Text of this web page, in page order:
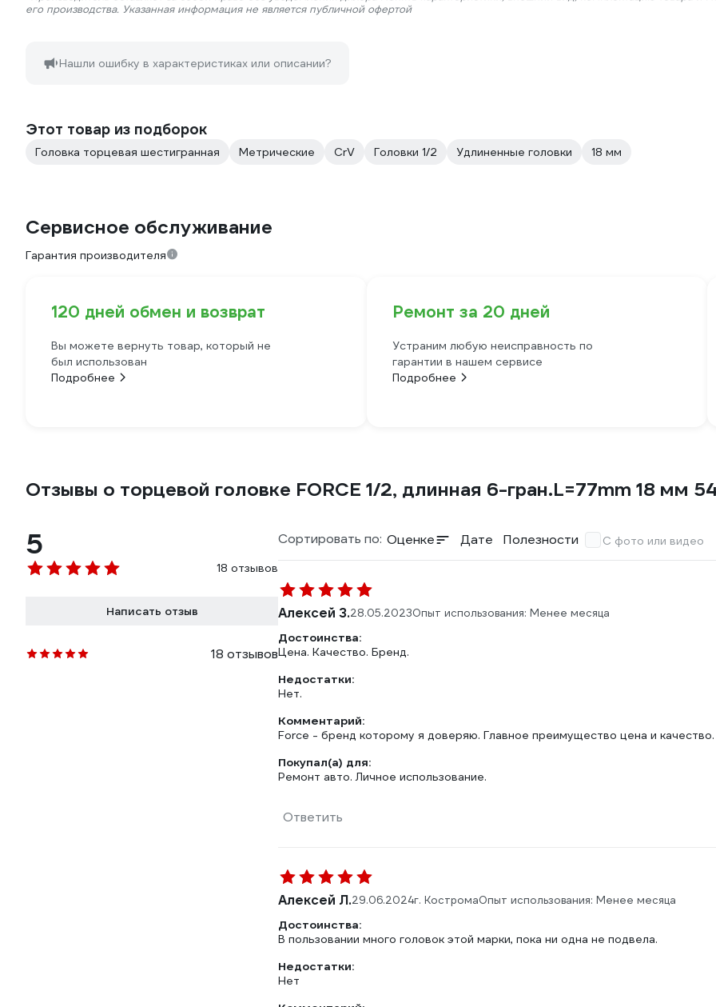
его производства. Указанная информация не является публичной офертой
Нашли ошибку в характеристиках или описании?
Этот товар из подборок
Головка торцевая шестигранная Метрические CrV Головки 1/2 Удлиненные головки 18 мм
Сервисное обслуживание
Гарантия производителя
120 дней обмен и возврат
Вы можете вернуть товар, который не
был использован
Подробнее
Ремонт за 20 дней
Устраним любую неисправность по
гарантии в нашем сервисе
Подробнее
Отзывы о торцевой головке FORCE 1/2, длинная 6-гран.L=77mm 18 мм
5
18 отзывов
Написать отзыв
18 отзывов
Сортировать по: Оценке Дате Полезности С фото или видео
Алексей З.28.05.2023Опыт использования: Менее месяца
Достоинства:
Цена. Качество. Бренд.
Недостатки:
Нет.
Комментарий:
Force - бренд которому я доверяю. Главное преимущество цена и
Покупал(а) для:
Ремонт авто. Личное использование.
Ответить
Алексей Л.29.06.2024г. КостромаОпыт использования: Менее месяца
Достоинства:
В пользовании много головок этой марки, пока ни одна не подвела.
Недостатки:
Нет